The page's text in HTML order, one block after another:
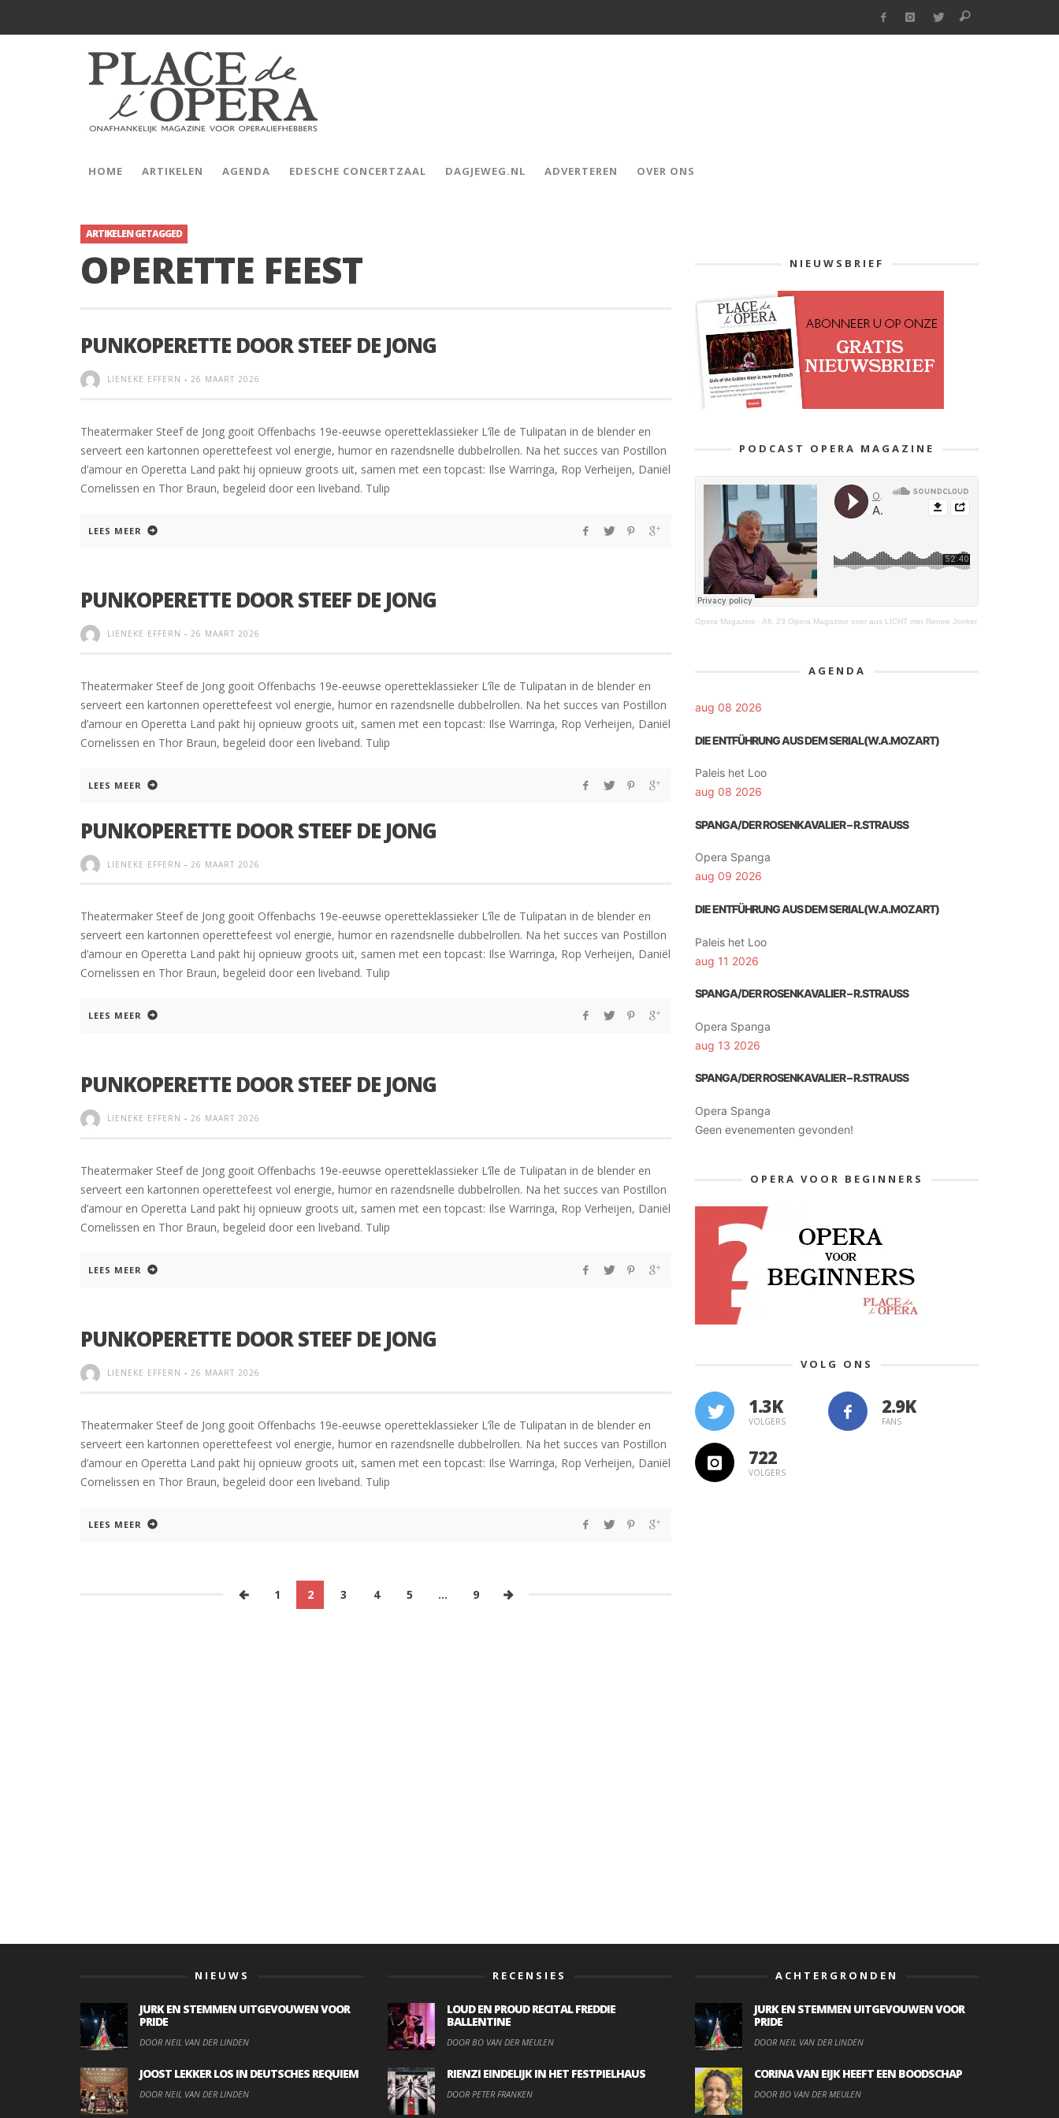
HOME ARTIKELEN AGENDA EDESCHE CONCERTZAAL DAGJEWEG.NL ADVERTEREN OVER ONS
ARTIKELEN GETAGGED
OPERETTE FEEST
PUNKOPERETTE DOOR STEEF DE JONG
LIENEKE EFFERN - 26 MAART 2026
Theatermaker Steef de Jong gooit Offenbachs 19e-eeuwse operetteklassieker L’île de Tulipatan in de blender en
serveert een kartonnen operettefeest vol energie, humor en razendsnelle dubbelrollen. Na het succes van Postillon
d’amour en Operetta Land pakt hij opnieuw groots uit, samen met een topcast: Ilse Warringa, Rop Verheijen, Daniël
Cornelissen en Thor Braun, begeleid door een liveband. Tulip
LEES MEER
PUNKOPERETTE DOOR STEEF DE JONG
LIENEKE EFFERN - 26 MAART 2026
Theatermaker Steef de Jong gooit Offenbachs 19e-eeuwse operetteklassieker L’île de Tulipatan in de blender en
serveert een kartonnen operettefeest vol energie, humor en razendsnelle dubbelrollen. Na het succes van Postillon
d’amour en Operetta Land pakt hij opnieuw groots uit, samen met een topcast: Ilse Warringa, Rop Verheijen, Daniël
Cornelissen en Thor Braun, begeleid door een liveband. Tulip
LEES MEER
PUNKOPERETTE DOOR STEEF DE JONG
LIENEKE EFFERN - 26 MAART 2026
Theatermaker Steef de Jong gooit Offenbachs 19e-eeuwse operetteklassieker L’île de Tulipatan in de blender en
serveert een kartonnen operettefeest vol energie, humor en razendsnelle dubbelrollen. Na het succes van Postillon
d’amour en Operetta Land pakt hij opnieuw groots uit, samen met een topcast: Ilse Warringa, Rop Verheijen, Daniël
Cornelissen en Thor Braun, begeleid door een liveband. Tulip
LEES MEER
PUNKOPERETTE DOOR STEEF DE JONG
LIENEKE EFFERN - 26 MAART 2026
Theatermaker Steef de Jong gooit Offenbachs 19e-eeuwse operetteklassieker L’île de Tulipatan in de blender en
serveert een kartonnen operettefeest vol energie, humor en razendsnelle dubbelrollen. Na het succes van Postillon
d’amour en Operetta Land pakt hij opnieuw groots uit, samen met een topcast: Ilse Warringa, Rop Verheijen, Daniël
Cornelissen en Thor Braun, begeleid door een liveband. Tulip
LEES MEER
PUNKOPERETTE DOOR STEEF DE JONG
LIENEKE EFFERN - 26 MAART 2026
Theatermaker Steef de Jong gooit Offenbachs 19e-eeuwse operetteklassieker L’île de Tulipatan in de blender en
serveert een kartonnen operettefeest vol energie, humor en razendsnelle dubbelrollen. Na het succes van Postillon
d’amour en Operetta Land pakt hij opnieuw groots uit, samen met een topcast: Ilse Warringa, Rop Verheijen, Daniël
Cornelissen en Thor Braun, begeleid door een liveband. Tulip
LEES MEER
1 2 3 4 5 … 9
NIEUWSBRIEF
PODCAST OPERA MAGAZINE
Opera Magazine · Afl. 23 Opera Magazine over aus LICHT met Renee Jonker
AGENDA
aug 08 2026
DIE ENTFÜHRUNG AUS DEM SERIAL(W.A.MOZART)
Paleis het Loo
aug 08 2026
SPANGA/DER ROSENKAVALIER – R.STRAUSS
Opera Spanga
aug 09 2026
DIE ENTFÜHRUNG AUS DEM SERIAL(W.A.MOZART)
Paleis het Loo
aug 11 2026
SPANGA/DER ROSENKAVALIER – R.STRAUSS
Opera Spanga
aug 13 2026
SPANGA/DER ROSENKAVALIER – R.STRAUSS
Opera Spanga
Geen evenementen gevonden!
OPERA VOOR BEGINNERS
VOLG ONS
1.3K
VOLGERS FANS
722
VOLGERS
NIEUWS
JURK EN STEMMEN UITGEVOUWEN VOOR
PRIDE
DOOR NEIL VAN DER LINDEN
JOOST LEKKER LOS IN DEUTSCHES REQUIEM
DOOR NEIL VAN DER LINDEN
RECENSIES
LOUD EN PROUD RECITAL FREDDIE
BALLENTINE
DOOR BO VAN DER MEULEN
RIENZI EINDELIJK IN HET FESTPIELHAUS
DOOR PETER FRANKEN
ACHTERGRONDEN
JURK EN STEMMEN UITGEVOUWEN VOOR
PRIDE
DOOR NEIL VAN DER LINDEN
CORINA VAN EIJK HEEFT EEN BOODSCHAP
DOOR BO VAN DER MEULEN